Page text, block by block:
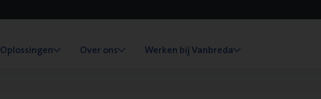
Oplossingen Over ons Werken bij Vanbreda